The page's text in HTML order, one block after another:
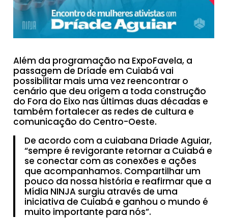
Além da programação na ExpoFavela, a
passagem de Dríade em Cuiabá vai
possibilitar mais uma vez reencontrar o
cenário que deu origem a toda construção
do Fora do Eixo nas últimas duas décadas e
também fortalecer as redes de cultura e
comunicação do Centro-Oeste.
De acordo com a cuiabana Driade Aguiar,
“sempre é revigorante retornar a Cuiabá e
se conectar com as conexões e ações
que acompanhamos. Compartilhar um
pouco da nossa história e reafirmar que a
Mídia NINJA surgiu através de uma
iniciativa de Cuiabá e ganhou o mundo é
muito importante para nós”.